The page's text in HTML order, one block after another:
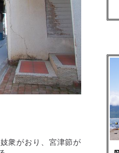
衆がおり、宮津節が